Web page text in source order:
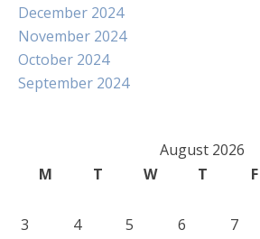
December 2024
November 2024
October 2024
September 2024
August 2026
M
T W T F
3
4 5 6 7